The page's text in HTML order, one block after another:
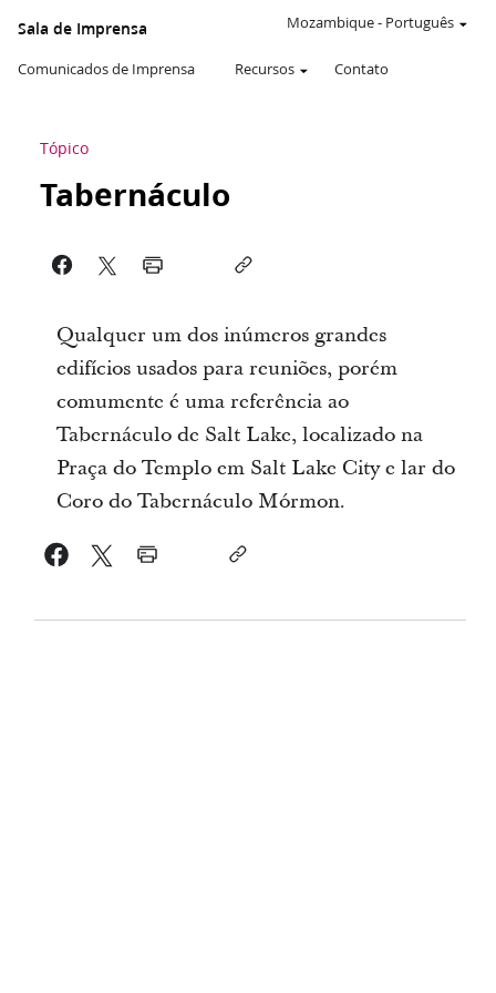
Sala de Imprensa
Comunicados de Imprensa Recursos Contato
Mozambique- Português
Tópico
Tabernáculo
Qualquer um dos inúmeros grandes
edifícios usados para reuniões, porém
comumente é uma referência ao
Tabernáculo de Salt Lake, localizado na
Praça do Templo em Salt Lake City e lar do
Coro do Tabernáculo Mórmon.